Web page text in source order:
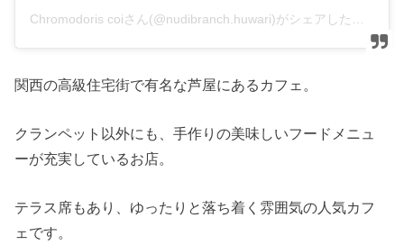
Chromodoris coiさん(@nudibranch.huwari)がシェアした投稿
関西の高級住宅街で有名な芦屋にあるカフェ。
クランペット以外にも、手作りの美味しいフードメニュ
ーが充実しているお店。
テラス席もあり、ゆったりと落ち着く雰囲気の人気カフ
ェです。